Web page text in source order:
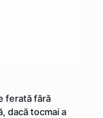
ferată fără
dacă tocmai a